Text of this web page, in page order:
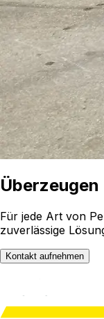
Überzeugen
Für jede Art von
zuverlässige
Kontakt aufnehmen